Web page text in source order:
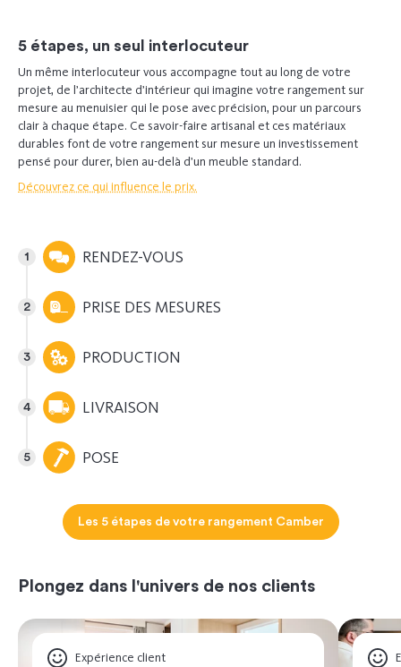
5 étapes, un seul interlocuteur
Un même interlocuteur vous accompagne tout au long de votre
projet, de l’architecte d’intérieur qui imagine votre rangement sur
mesure au menuisier qui le pose avec précision, pour un parcours
clair à chaque étape. Ce savoir-faire artisanal et ces matériaux
durables font de votre rangement sur mesure un investissement
pensé pour durer, bien au-delà d’un meuble standard.
Découvrez ce qui influence le prix.
RENDEZ-VOUS
PRISE DES MESURES
PRODUCTION
LIVRAISON
POSE
Les 5 étapes de votre rangement Camber
Plongez dans l'univers de nos clients
Expérience client